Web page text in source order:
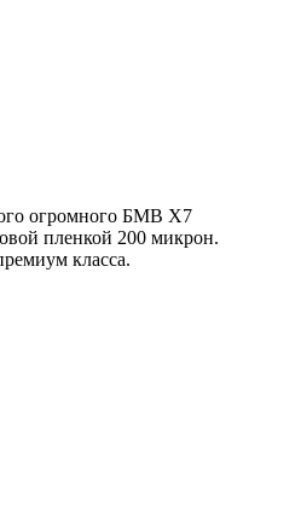
огромного БМВ Х7
пленкой 200 микрон.
класса.